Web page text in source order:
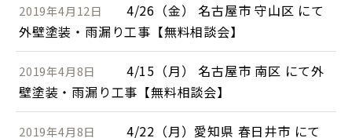
2019年4月12日
4/26（金） 名古屋市 守山区 にて
外壁塗装・雨漏り工事【無料相談会】
2019年4月8日
4/15（月） 名古屋市 南区 にて外
壁塗装・雨漏り工事【無料相談会】
2019年4月8日 4/22（月）愛知県 春日井市 にて